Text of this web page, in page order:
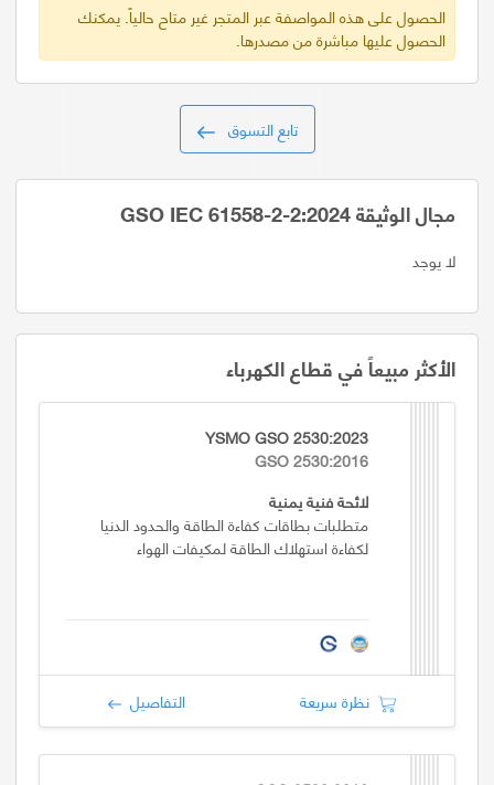
الحصول على هذه المواصفة عبر المتجر غير متاح حالياً. يمكنك
الحصول عليها مباشرة من مصدرها.
تابع التسوق
مجال الوثيقة GSO IEC 61558-2-2:2024
لا يوجد
الأكثر مبيعاً في قطاع الكهرباء
YSMO GSO 2530:2023
GSO 2530:2016
لائحة فنية يمنية
متطلبات بطاقات كفاءة الطاقة والحدود الدنيا
لكفاءة استهلاك الطاقة لمكيفات الهواء
نظرة سريعة التفاصيل